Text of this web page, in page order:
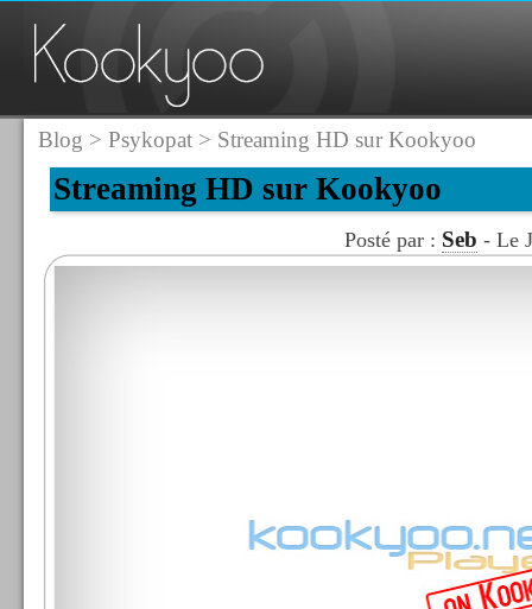
Blog > Psykopat> Streaming HD sur Kookyoo
Streaming HD sur Kookyoo
Posté par : Seb - Le